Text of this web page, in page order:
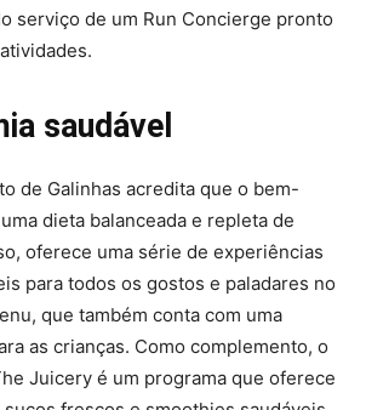
serviço de um Run Concierge pronto
saudável
de Galinhas acredita que o bem-
dieta balanceada e repleta de
oferece uma série de experiências
para todos os gostos e paladares no
que também conta com uma
as crianças. Como complemento, o
Juicery é um programa que oferece